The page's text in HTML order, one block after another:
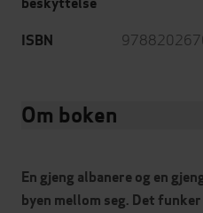
ISBN
Om boken
En gjeng albanere og en
byen mellom seg. Det